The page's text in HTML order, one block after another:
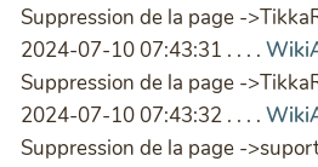
Suppression de la page -
2024-07-10 07:43:31 . . . .
Suppression de la page -
2024-07-10 07:43:32 . . . .
Suppression de la page -